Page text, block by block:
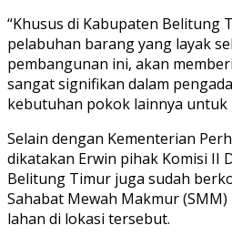
“Khusus di Kabupaten Belitung
pelabuhan barang yang layak
pembangunan ini, akan
sangat signifikan dalam
kebutuhan pokok lainnya untuk
Selain dengan Kementerian
dikatakan Erwin pihak Komisi II
Belitung Timur juga sudah
Sahabat Mewah Makmur
lahan di lokasi tersebut.